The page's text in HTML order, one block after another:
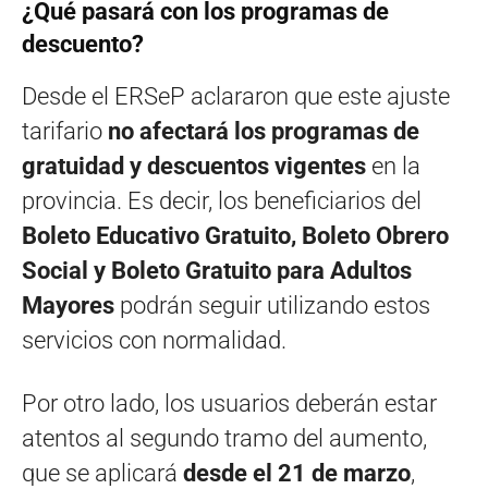
¿Qué pasará con los programas de
descuento?
Desde el ERSeP aclararon que este ajuste
tarifario no afectará los programas de
gratuidad y descuentos vigentes en la
provincia. Es decir, los beneficiarios del
Boleto Educativo Gratuito, Boleto Obrero
Social y Boleto Gratuito para Adultos
Mayores podrán seguir utilizando estos
servicios con normalidad.
Por otro lado, los usuarios deberán estar
atentos al segundo tramo del aumento,
que se aplicará desde el 21 de marzo,